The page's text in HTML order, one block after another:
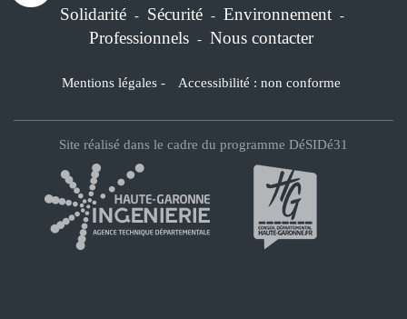
Solidarité - Sécurité - Environnement -
Professionnels - Nous contacter
Mentions légales - Accessibilité : non conforme
Site réalisé dans le cadre du programme DéSIDé31